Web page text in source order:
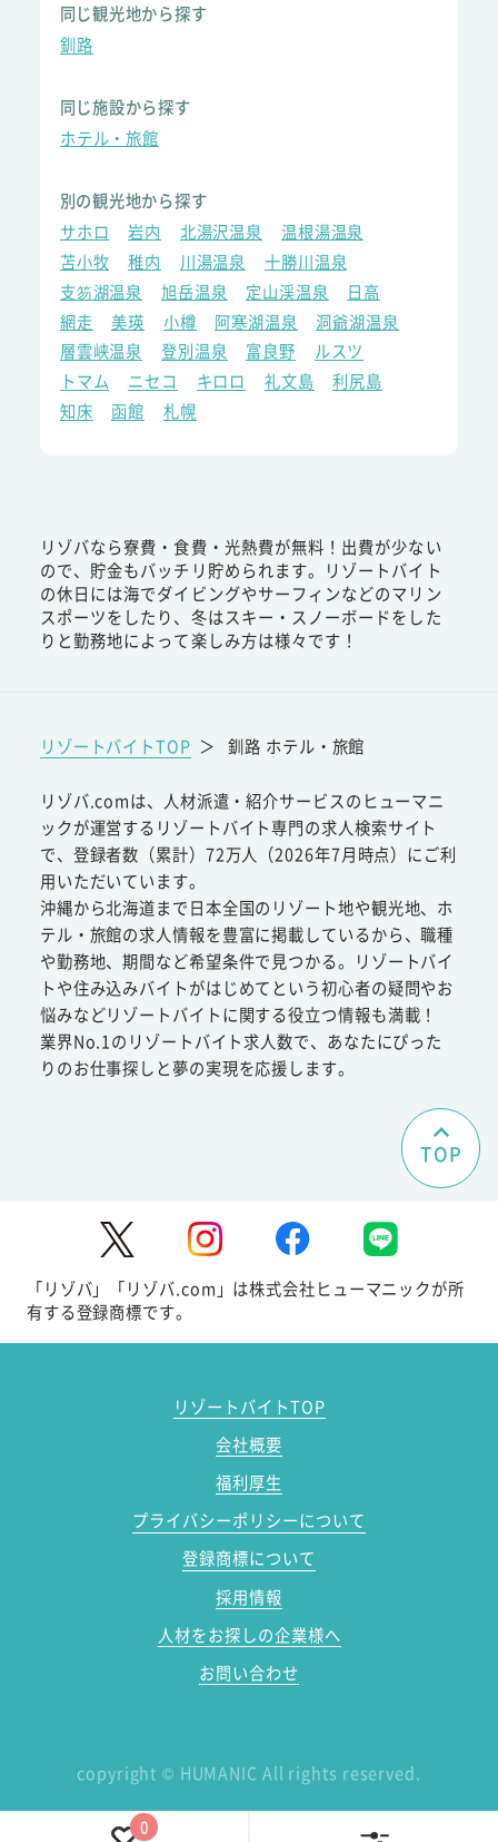
同じ観光地から探す
釧路
同じ施設から探す
ホテル・旅館
別の観光地から探す
サホロ
岩内 北湯沢温泉
温根湯温泉
苫小牧
稚内 川湯温泉
十勝川温泉
支笏湖温泉
旭岳温泉 定山渓温泉
日高
網走
美瑛 小樽 阿寒湖温泉
洞爺湖温泉
層雲峡温泉
登別温泉 富良野
ルスツ
トマム
ニセコ キロロ 礼文島
利尻島
知床
函館 札幌
リゾバなら寮費・食費・光熱費が無料！出費が少ない
ので、貯金もバッチリ貯められます。リゾートバイト
の休日には海でダイビングやサーフィンなどのマリン
スポーツをしたり、冬はスキー・スノーボードをした
りと勤務地によって楽しみ方は様々です！
リゾートバイトTOP ＞ 釧路 ホテル・旅館
リゾバ.comは、人材派遣・紹介サービスのヒューマニ
ックが運営するリゾートバイト専門の求人検索サイト
で、登録者数（累計）72万人（2026年7月時点）にご利
用いただいています。
沖縄から北海道まで日本全国のリゾート地や観光地、ホ
テル・旅館の求人情報を豊富に掲載しているから、職種
や勤務地、期間など希望条件で見つかる。リゾートバイ
トや住み込みバイトがはじめてという初心者の疑問やお
悩みなどリゾートバイトに関する役立つ情報も満載！
業界No.1のリゾートバイト求人数で、あなたにぴった
りのお仕事探しと夢の実現を応援します。
TOP
「リゾバ」「リゾバ.com」は株式会社ヒューマニックが所
有する登録商標です。
リゾートバイトTOP
会社概要
福利厚生
プライバシーポリシーについて
登録商標について
採用情報
人材をお探しの企業様へ
お問い合わせ
copyright © HUMANIC All rights reserved.
0